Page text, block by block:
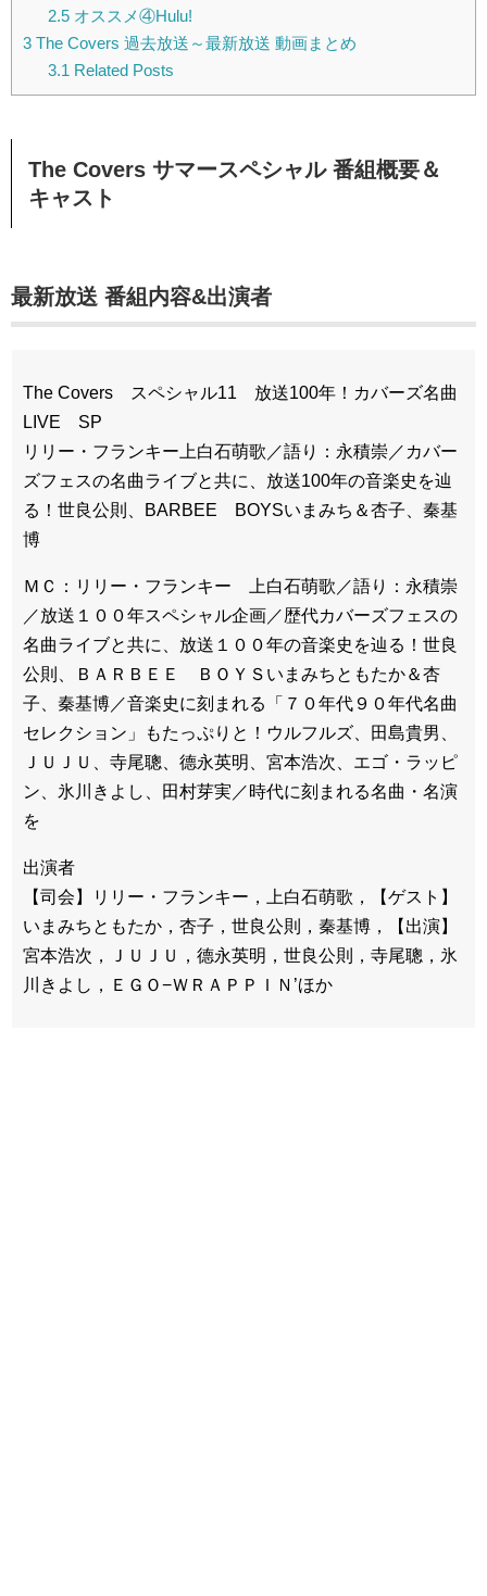
2.5オススメ④Hulu!
3 The Covers 過去放送～最新放送 動画まとめ
3.1 Related Posts
The Covers サマースペシャル番組概要＆
キャスト
最新放送 番組内容&出演者
The Covers スペシャル11 放送100年！カバーズ名曲
LIVE SP
リリー・フランキー上白石萌歌／語り：永積崇／カバー
ズフェスの名曲ライブと共に、放送100年の音楽史を辿
る！世良公則、BARBEE BOYSいまみち＆杏子、秦基
博
ＭＣ：リリー・フランキー 上白石萌歌／語り：永積崇
／放送１００年スペシャル企画／歴代カバーズフェスの
名曲ライブと共に、放送１００年の音楽史を辿る！世良
公則、ＢＡＲＢＥＥ ＢＯＹＳいまみちともたか＆杏
子、秦基博／音楽史に刻まれる「７０年代９０年代名曲
セレクション」もたっぷりと！ウルフルズ、田島貴男、
ＪＵＪＵ、寺尾聰、德永英明、宮本浩次、エゴ・ラッピ
ン、氷川きよし、田村芽実／時代に刻まれる名曲・名演
を
出演者
【司会】リリー・フランキー，上白石萌歌，【ゲスト】
いまみちともたか，杏子，世良公則，秦基博，【出演】
宮本浩次，ＪＵＪＵ，德永英明，世良公則，寺尾聰，氷
川きよし，ＥＧＯ−ＷＲＡＰＰＩＮ’ほか